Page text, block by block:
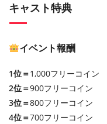
キャスト特典
イベント報酬
1位＝1,000フリーコイン
2位＝900フリーコイン
3位＝800フリーコイン
4位＝700フリーコイン